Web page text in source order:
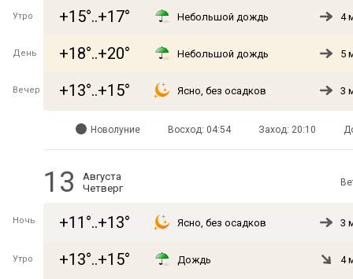
Утро +15°..+17° Небольшой дождь 4
День +18°..+20° Небольшой дождь 5
Вечер +13°..+15° Ясно, без осадков 3
Новолуние Восход: 04:54 Заход: 20:10
13
Августа
Четверг
Ночь +11°..+13° Ясно, без осадков 3
Утро +13°..+15° Дождь 4